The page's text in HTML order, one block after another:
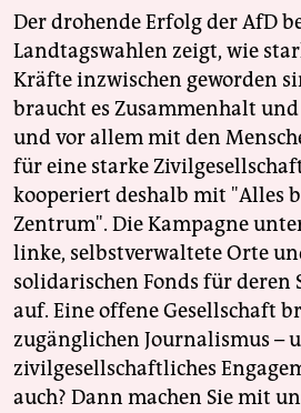
Der drohende Erfolg der AfD
Landtagswahlen zeigt, wie
Kräfte inzwischen geworden
braucht es Zusammenhalt
und vor allem mit den
für eine starke
kooperiert deshalb mit "Alles
Zentrum". Die Kampagne
linke, selbstverwaltete Orte
solidarischen Fonds für deren
auf. Eine offene Gesellschaft
zugänglichen Journalismus –
zivilgesellschaftliches
auch? Dann machen Sie mit